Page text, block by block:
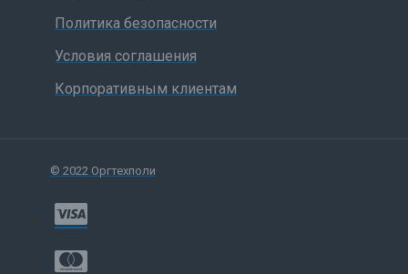
Политика безопасности
Условия соглашения
Корпоративным клиентам
© 2022 Оргтехполи